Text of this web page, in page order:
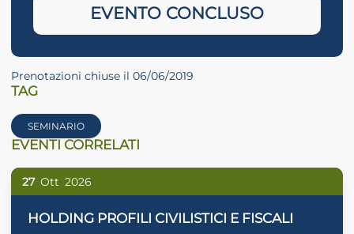
EVENTO CONCLUSO
Prenotazioni chiuse il 06/06/2019
TAG
SEMINARIO
EVENTI CORRELATI
27 Ott 2026
HOLDING PROFILI CIVILISTICI E FISCALI